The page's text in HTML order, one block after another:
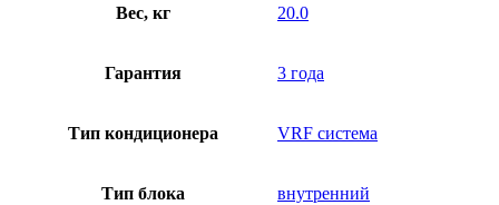
Вес, кг 20.0
Гарантия 3 года
Тип кондиционера VRF система
Тип блока внутренний